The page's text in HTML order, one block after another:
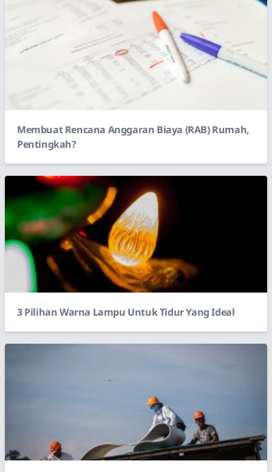
Membuat Rencana Anggaran Biaya (RAB) Rumah,
Pentingkah?
3 Pilihan Warna Lampu Untuk Tidur Yang Ideal